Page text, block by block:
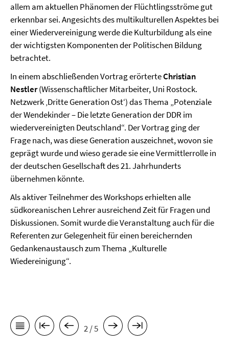
allem am aktuellen Phänomen der Flüchtlingsströme gut
erkennbar sei. Angesichts des multikulturellen Aspektes bei
einer Wiedervereinigung werde die Kulturbildung als eine
der wichtigsten Komponenten der Politischen Bildung
betrachtet.
In einem abschließenden Vortrag erörterteChristian
Nestler(Wissenschaftlicher Mitarbeiter, Uni Rostock.
Netzwerk ‚Dritte Generation Ost‘) das Thema „Potenziale
der Wendekinder – Die letzte Generation der DDR im
wiedervereinigten Deutschland“. Der Vortrag ging der
Frage nach, was diese Generation auszeichnet, wovon sie
geprägt wurde und wieso gerade sie eine Vermittlerrolle in
der deutschen Gesellschaft des 21. Jahrhunderts
übernehmen könnte.
Als aktiver Teilnehmer des Workshops erhielten alle
südkoreanischen Lehrer ausreichend Zeit für Fragen und
Diskussionen. Somit wurde die Veranstaltung auch für die
Referenten zur Gelegenheit für einen bereichernden
Gedankenaustausch zum Thema „Kulturelle
Wiedereinigung“.
2 / 5